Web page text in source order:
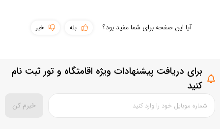
آیا این صفحه برای شما مفید بود؟ بله خیر
برای دریافت پیشنهادات ویژه اقامتگاه و تور ثبت نام
کنید
خبرم کن